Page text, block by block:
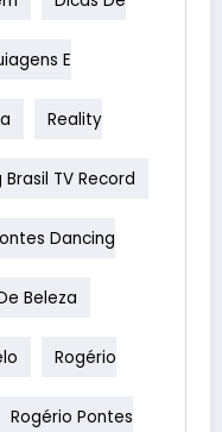
E
Reality
TV Record
Dancing
Beleza
Rogério
Rogério Pontes